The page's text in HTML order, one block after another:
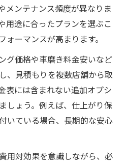
メンテナンス頻度が異なりま
用途に合ったプランを選ぶこ
ォーマンスが高まります。
グ価格や車磨き料金安いなど
、見積もりを複数店舗から取
表には含まれない追加オプシ
しょう。例えば、仕上がり保
いている場合、長期的な安心
用対効果を意識しながら、必